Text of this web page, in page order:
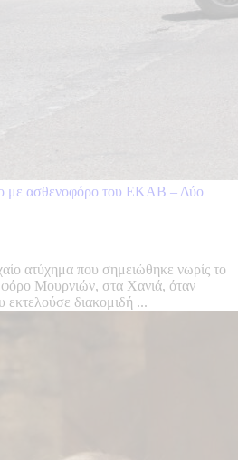
με ασθενοφόρο του ΕΚΑΒ – Δύο
ατύχημα που σημειώθηκε νωρίς το
Μουρνιών, στα Χανιά, όταν
διακομιδή ...